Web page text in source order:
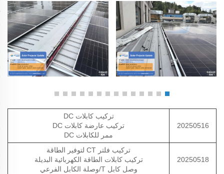
20250516
تركيب كابلات DC
تركيب عارضة كابلات DC
ممر للكابلات DC
20250518
تركيب فلتر CT لتوفير الطاقة
تركيب كابلات الطاقة الكهربائية البديلة
وصل كابل T/وصلة الكابل الفرعي